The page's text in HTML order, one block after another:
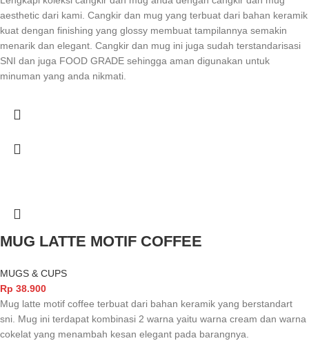
aesthetic dari kami. Cangkir dan mug yang terbuat dari bahan keramik
kuat dengan finishing yang glossy membuat tampilannya semakin
menarik dan elegant. Cangkir dan mug ini juga sudah terstandarisasi
SNI dan juga FOOD GRADE sehingga aman digunakan untuk
minuman yang anda nikmati.
MUG LATTE MOTIF COFFEE
MUGS & CUPS
Rp 38.900
Mug latte motif coffee terbuat dari bahan keramik yang berstandart
sni. Mug ini terdapat kombinasi 2 warna yaitu warna cream dan warna
cokelat yang menambah kesan elegant pada barangnya.